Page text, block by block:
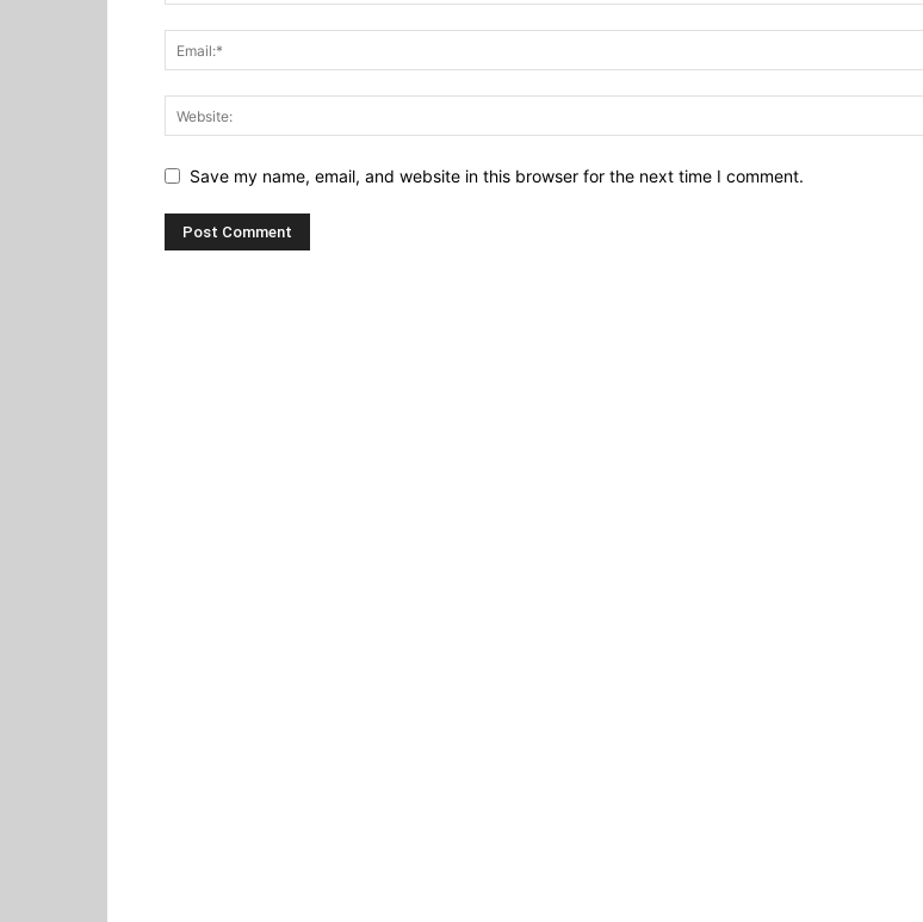
Save my name, email, and website in this browser for the next time I comment.